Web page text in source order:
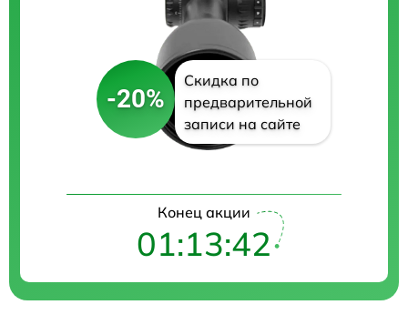
-20%
Скидка по
предварительной
записи на сайте
Конец акции
01:13:41